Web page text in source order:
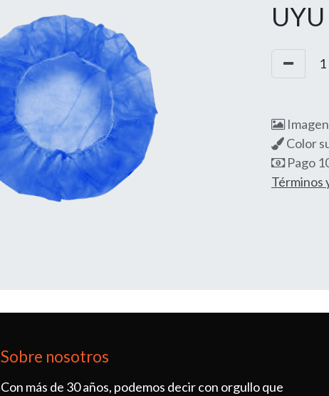
UYU
Color
Pago
Términos
Sobre nosotros
Con más de 30 años, podemos decir con orgullo que